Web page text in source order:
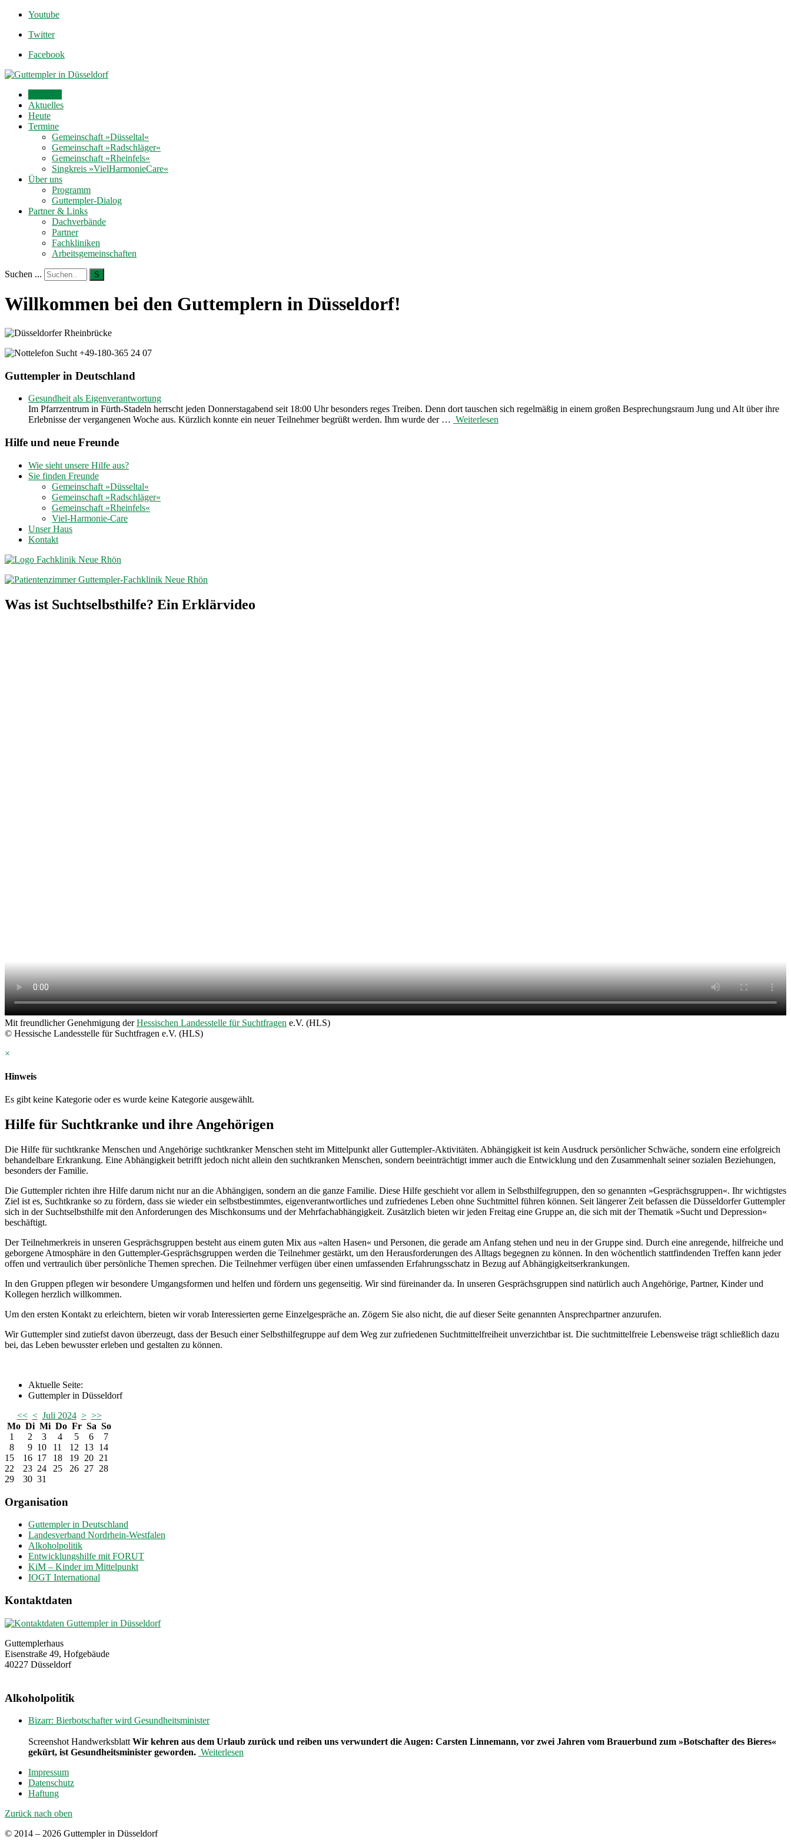
Youtube
Twitter
Facebook
Aktuelles
Heute
Termine
Gemeinschaft »Düsseltal«
Gemeinschaft »Radschläger«
Gemeinschaft »Rheinfels«
Singkreis »VielHarmonieCare«
Über uns
Programm
Guttempler-Dialog
Partner & Links
Dachverbände
Partner
Fachkliniken
Arbeitsgemeinschaften
Suchen ... S
Willkommen bei den Guttemplern in Düsseldorf!
Guttempler in Deutschland
Gesundheit als Eigenverantwortung
Im Pfarrzentrum in Fürth-Stadeln herrscht jeden Donnerstagabend seit 18:00 Uhr besonders reges Treiben. Denn dort tauschen sich regelmäßig in einem großen Besprechungsraum Jung und Alt über ihre
Erlebnisse der vergangenen Woche aus. Kürzlich konnte ein neuer Teilnehmer begrüßt werden. Ihm wurde der … Weiterlesen
Hilfe und neue Freunde
Wie sieht unsere Hilfe aus?
Sie finden Freunde
Gemeinschaft »Düsseltal«
Gemeinschaft »Radschläger«
Gemeinschaft »Rheinfels«
Viel-Harmonie-Care
Unser Haus
Kontakt
Was ist Suchtselbsthilfe? Ein Erklärvideo
Mit freundlicher Genehmigung derHessischen Landesstelle für Suchtfragen e.V. (HLS)
© Hessische Landesstelle für Suchtfragen e.V. (HLS)
×
Hinweis
Es gibt keine Kategorie oder es wurde keine Kategorie ausgewählt.
Hilfe für Suchtkranke und ihre Angehörigen
Die Hilfe für suchtkranke Menschen und Angehörige suchtkranker Menschen steht im Mittelpunkt aller Guttempler-Aktivitäten. Abhängigkeit ist kein Ausdruck persönlicher Schwäche, sondern eine erfolgreich
behandelbare Erkrankung. Eine Abhängigkeit betrifft jedoch nicht allein den suchtkranken Menschen, sondern beeinträchtigt immer auch die Entwicklung und den Zusammenhalt seiner sozialen Beziehungen,
besonders der Familie.
Die Guttempler richten ihre Hilfe darum nicht nur an die Abhängigen, sondern an die ganze Familie. Diese Hilfe geschieht vor allem in Selbsthilfegruppen, den so genannten »Gesprächsgruppen«. Ihr wichtigstes
Ziel ist es, Suchtkranke so zu fördern, dass sie wieder ein selbstbestimmtes, eigenverantwortliches und zufriedenes Leben ohne Suchtmittel führen können. Seit längerer Zeit befassen die Düsseldorfer Guttempler
sich in der Suchtselbsthilfe mit den Anforderungen des Mischkonsums und der Mehrfachabhängigkeit. Zusätzlich bieten wir jeden Freitag eine Gruppe an, die sich mit der Thematik »Sucht und Depression«
beschäftigt.
Der Teilnehmerkreis in unseren Gesprächsgruppen besteht aus einem guten Mix aus »alten Hasen« und Personen, die gerade am Anfang stehen und neu in der Gruppe sind. Durch eine anregende, hilfreiche und
geborgene Atmosphäre in den Guttempler-Gesprächsgruppen werden die Teilnehmer gestärkt, um den Herausforderungen des Alltags begegnen zu können. In den wöchentlich stattfindenden Treffen kann jeder
offen und vertraulich über persönliche Themen sprechen. Die Teilnehmer verfügen über einen umfassenden Erfahrungsschatz in Bezug auf Abhängigkeitserkrankungen.
In den Gruppen pflegen wir besondere Umgangsformen und helfen und fördern uns gegenseitig. Wir sind füreinander da. In unseren Gesprächsgruppen sind natürlich auch Angehörige, Partner, Kinder und
Kollegen herzlich willkommen.
Um den ersten Kontakt zu erleichtern, bieten wir vorab Interessierten gerne Einzelgespräche an. Zögern Sie also nicht, die auf dieser Seite genannten Ansprechpartner anzurufen.
Wir Guttempler sind zutiefst davon überzeugt, dass der Besuch einer Selbsthilfegruppe auf dem Weg zur zufriedenen Suchtmittelfreiheit unverzichtbar ist. Die suchtmittelfreie Lebensweise trägt schließlich dazu
bei, das Leben bewusster erleben und gestalten zu können.
Aktuelle Seite:
Guttempler in Düsseldorf
<< < Juli 2024 > >>
Mo Di Mi Do Fr Sa So
1
2 3 4 5 6
7
8
9 10 11 12 13 14
15
16 17 18 19 20 21
22
23 24 25 26 27 28
29
30 31
Organisation
Guttempler in Deutschland
Landesverband Nordrhein-Westfalen
Alkoholpolitik
Entwicklungshilfe mit FORUT
KiM – Kinder im Mittelpunkt
IOGT International
Kontaktdaten
Guttemplerhaus
Eisenstraße 49, Hofgebäude
40227 Düsseldorf
Alkoholpolitik
Bizarr: Bierbotschafter wird Gesundheitsminister
Screenshot Handwerksblatt Wir kehren aus dem Urlaub zurück und reiben uns verwundert die Augen: Carsten Linnemann, vor zwei Jahren vom Brauerbund zum »Botschafter des Bieres«
gekürt, ist Gesundheitsminister geworden. Weiterlesen
Impressum
Datenschutz
Haftung
Zurück nach oben
© 2014 – 2026 Guttempler in Düsseldorf